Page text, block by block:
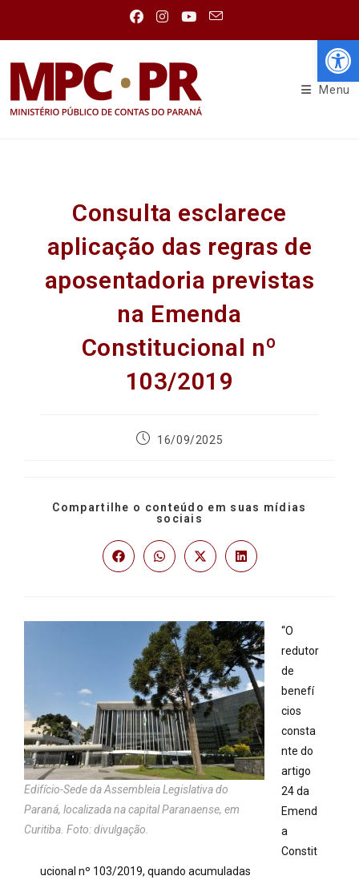
Menu
Consulta esclarece
aplicação das regras de
aposentadoria previstas
na Emenda
Constitucional nº
103/2019
16/09/2025
Compartilhe o conteúdo em suas mídias
sociais
Edifício-Sede da Assembleia Legislativa do
Paraná, localizada na capital Paranaense, em
Curitiba. Foto: divulgação.
“O
redutor
de
benefí
cios
consta
nte do
artigo
24 da
Emend
a
Constit
ucional nº 103/2019, quando acumuladas